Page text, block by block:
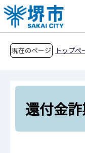
こ
の
ペ
現在のページ トップペ
還付金詐